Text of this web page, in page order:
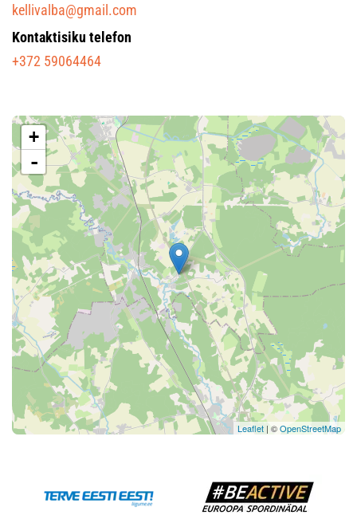
kellivalba@gmail.com
Kontaktisiku telefon
+372 59064464
+
-
Leaflet | ©OpenStreetMap